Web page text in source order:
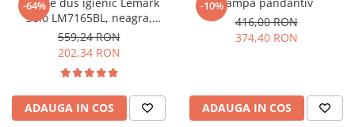
Seturi vase wc
LUNO
NIAGARA
OMNI
PRAKTIK
-64%
Solo LM7165BL, neagra,
incastrata
559,24 RON
202,34 RON
ADAUGA IN COS
-10%
416,00 RON
374,40 RON
ADAUGA IN COS